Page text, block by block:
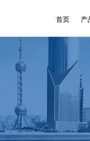
首页 产